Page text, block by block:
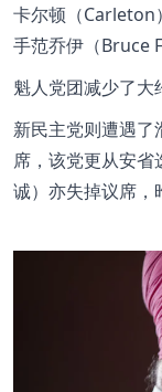
卡尔顿（Carleton
手范乔伊（Bruce
魁人党团减少了大
新民主党则遭遇
席，该党更从安
诚）亦失掉议席，